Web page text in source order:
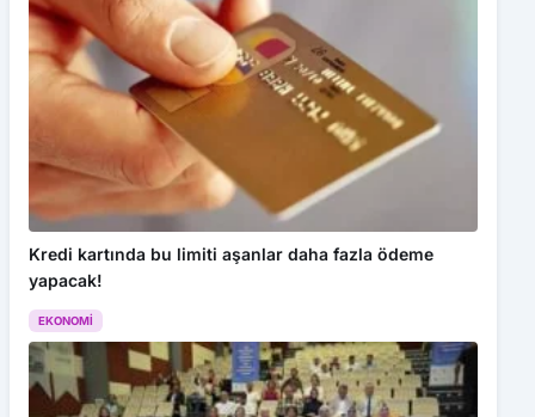
Kredi kartında bu limiti aşanlar daha fazla ödeme
yapacak!
EKONOMI